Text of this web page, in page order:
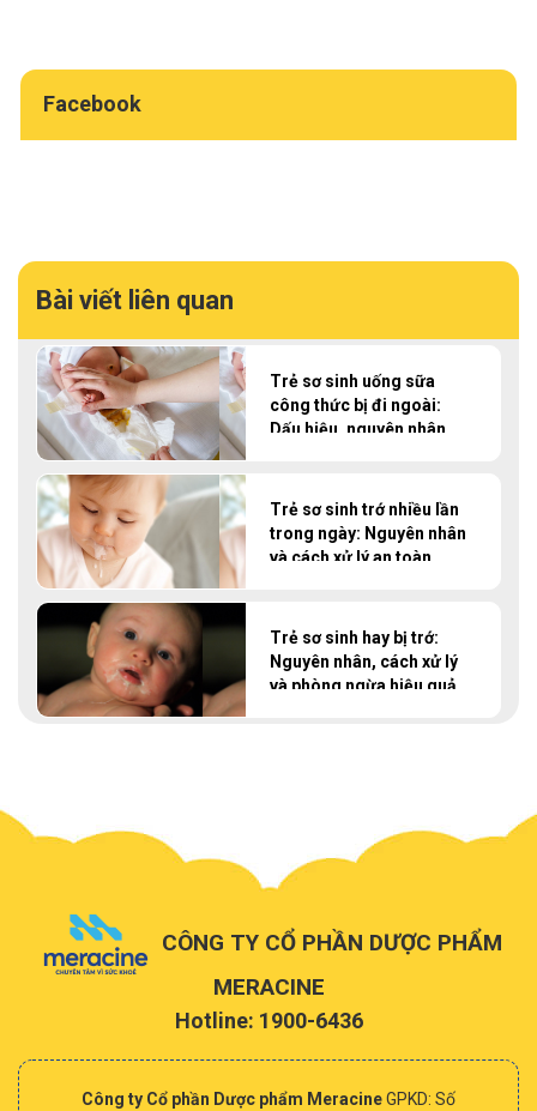
Facebook
Bài viết liên quan
Trẻ sơ sinh uống sữa
công thức bị đi ngoài:
Dấu hiệu, nguyên nhân
Trẻ sơ sinh trớ nhiều lần
trong ngày: Nguyên nhân
và cách xử lý an toàn
Trẻ sơ sinh hay bị trớ:
Nguyên nhân, cách xử lý
và phòng ngừa hiệu quả
CÔNG TY CỔ PHẦN DƯỢC PHẨM
MERACINE
Hotline: 1900-6436
Công ty Cổ phần Dược phẩm MeracineGPKD: Số